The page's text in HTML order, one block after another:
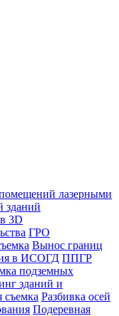
лазерными
зданий
3D
ГРО
Вынос границ
в ИСОГД ППГР
подземных
зданий и
съемка Разбивка осей
Подеревная